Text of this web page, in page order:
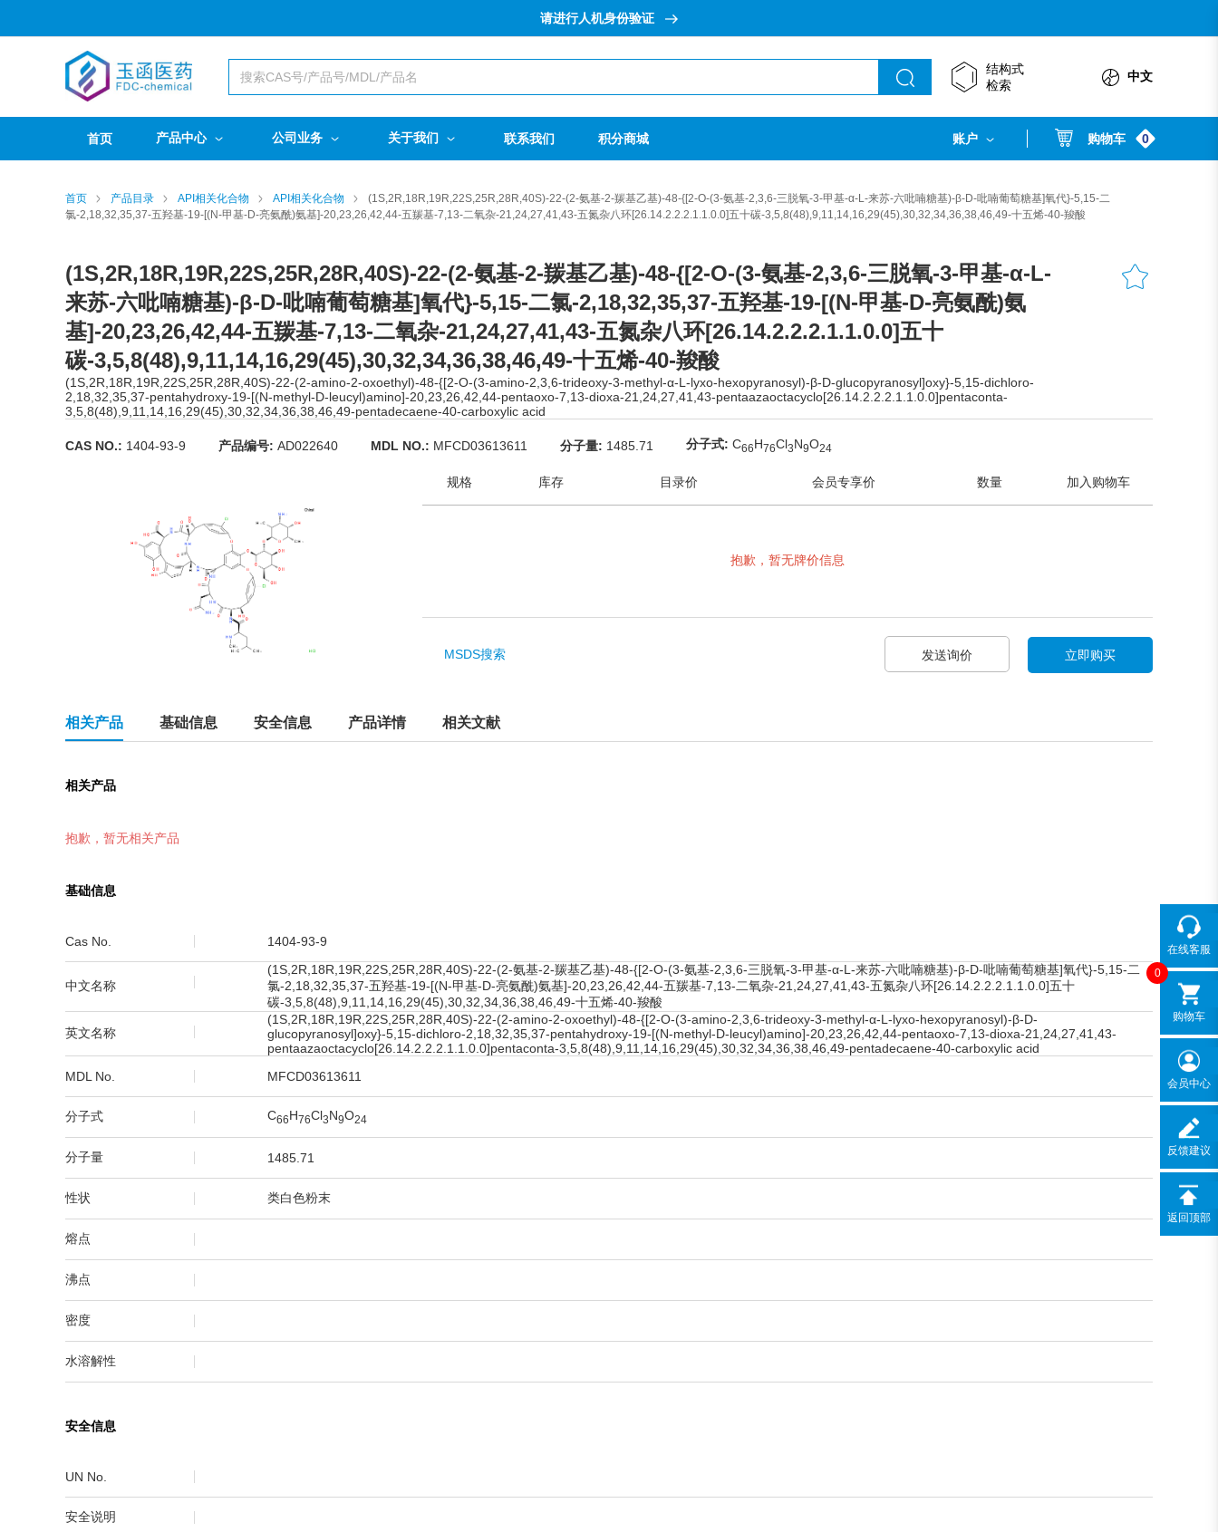
请进行人机身份验证
结构式
检索
中文
首页 产品中心 公司业务 关于我们 联系我们 积分商城 账户 购物车 0
首页 产品目录 API相关化合物 API相关化合物
(1S,2R,18R,19R,22S,25R,28R,40S)-22-(2-氨基-2-羰基乙基)-48-{[2-O-(3-氨基-2,3,6-三脱氧-3-甲基-α-L-来苏-六吡喃糖基)-β-D-吡喃葡萄糖基]氧代}-5,15-二
氯-2,18,32,35,37-五羟基-19-[(N-甲基-D-亮氨酰)氨基]-20,23,26,42,44-五羰基-7,13-二氧杂-21,24,27,41,43-五氮杂八环[26.14.2.2.2.1.1.0.0]五十碳-3,5,8(48),9,11,14,16,29(45),30,32,34,36,38,46,49-十五烯-40-羧酸
(1S,2R,18R,19R,22S,25R,28R,40S)-22-(2-氨基-2-羰基乙基)-48-{[2-O-(3-氨基-2,3,6-三脱氧-3-甲基-α-L-
来苏-六吡喃糖基)-β-D-吡喃葡萄糖基]氧代}-5,15-二氯-2,18,32,35,37-五羟基-19-[(N-甲基-D-亮氨酰)氨
基]-20,23,26,42,44-五羰基-7,13-二氧杂-21,24,27,41,43-五氮杂八环[26.14.2.2.2.1.1.0.0]五十
碳-3,5,8(48),9,11,14,16,29(45),30,32,34,36,38,46,49-十五烯-40-羧酸
(1S,2R,18R,19R,22S,25R,28R,40S)-22-(2-amino-2-oxoethyl)-48-{[2-O-(3-amino-2,3,6-trideoxy-3-methyl-α-L-lyxo-hexopyranosyl)-β-D-glucopyranosyl]oxy}-5,15-dichloro-
2,18,32,35,37-pentahydroxy-19-[(N-methyl-D-leucyl)amino]-20,23,26,42,44-pentaoxo-7,13-dioxa-21,24,27,41,43-pentaazaoctacyclo[26.14.2.2.2.1.1.0.0]pentaconta-
3,5,8(48),9,11,14,16,29(45),30,32,34,36,38,46,49-pentadecaene-40-carboxylic acid
CAS NO.: 1404-93-9 产品编号: AD022640 MDL NO.: MFCD03613611 分子量: 1485.71 分子式: C66H76Cl3N9O24
规格 库存 目录价 会员专享价 数量 加入购物车
抱歉，暂无牌价信息
MSDS搜索 发送询价 立即购买
相关产品 基础信息 安全信息 产品详情 相关文献
相关产品
抱歉，暂无相关产品
基础信息
Cas No. 1404-93-9
中文名称
(1S,2R,18R,19R,22S,25R,28R,40S)-22-(2-氨基-2-羰基乙基)-48-{[2-O-(3-氨基-2,3,6-三脱氧-3-甲基-α-L-来苏-六吡喃糖基)-β-D-吡喃葡萄糖基]氧代}-5,15-二
氯-2,18,32,35,37-五羟基-19-[(N-甲基-D-亮氨酰)氨基]-20,23,26,42,44-五羰基-7,13-二氧杂-21,24,27,41,43-五氮杂八环[26.14.2.2.2.1.1.0.0]五十
碳-3,5,8(48),9,11,14,16,29(45),30,32,34,36,38,46,49-十五烯-40-羧酸
英文名称
(1S,2R,18R,19R,22S,25R,28R,40S)-22-(2-amino-2-oxoethyl)-48-{[2-O-(3-amino-2,3,6-trideoxy-3-methyl-α-L-lyxo-hexopyranosyl)-β-D-
glucopyranosyl]oxy}-5,15-dichloro-2,18,32,35,37-pentahydroxy-19-[(N-methyl-D-leucyl)amino]-20,23,26,42,44-pentaoxo-7,13-dioxa-21,24,27,41,43-
pentaazaoctacyclo[26.14.2.2.2.1.1.0.0]pentaconta-3,5,8(48),9,11,14,16,29(45),30,32,34,36,38,46,49-pentadecaene-40-carboxylic acid
MDL No.
MFCD03613611
分子式 C66H76Cl3N9O24
分子量 1485.71
性状 类白色粉末
熔点
沸点
密度
水溶解性
安全信息
UN No.
安全说明
在线客服
0
购物车
会员中心
反馈建议
返回顶部